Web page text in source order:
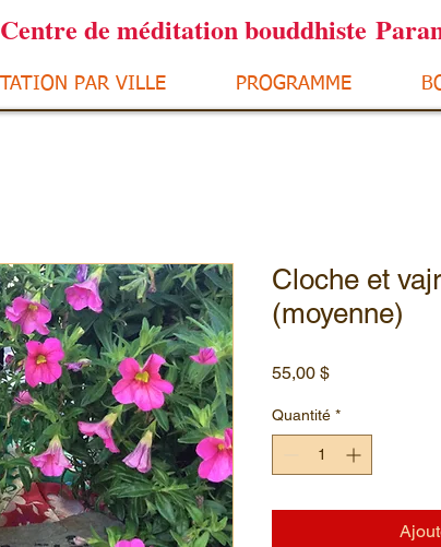
Centre de méditation bouddhiste
PAR VILLE PROGRAMME
Cloche et
(moyenne)
55,00 $Prix
Quantité *